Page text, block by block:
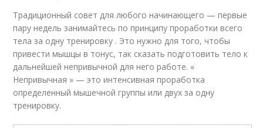
Традиционный совет для любого начинающего — первые
пару недель занимайтесь по принципу проработки всего
тела за одну тренировку . Это нужно для того, чтобы
привести мышцы в тонус, так сказать подготовить тело к
дальнейшей непривычной для него работе. «
Непривычная » — это интенсивная проработка
определенный мышечной группы или двух за одну
тренировку.